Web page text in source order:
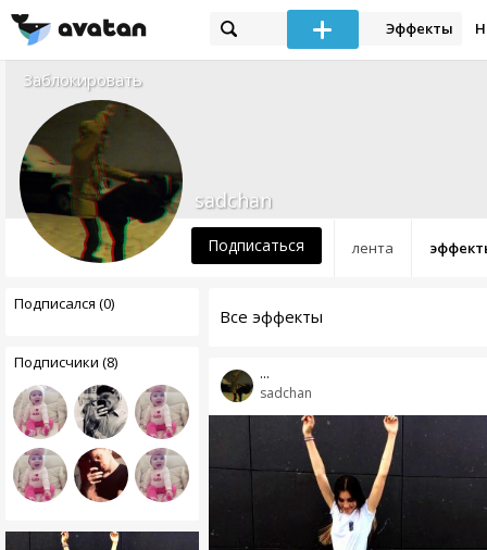
Эффекты
Заблокировать
лента
sadchan
Подписаться
Подписался (0)
Подписчики (8)
Все эффекты
sadchan
...